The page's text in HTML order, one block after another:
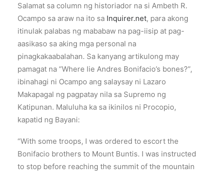
Salamat sa column ng historiador na si Ambeth R.
Ocampo sa araw na ito sa Inquirer.net, para akong
itinulak palabas ng mababaw na pag-iisip at pag-
aasikaso sa aking mga personal na
pinagkakaabalahan. Sa kanyang artikulong may
pamagat na “Where lie Andres Bonifacio’s bones?”,
ibinahagi ni Ocampo ang salaysay ni Lazaro
Makapagal ng pagpatay nila sa Supremo ng
Katipunan. Maluluha ka sa ikinilos ni Procopio,
kapatid ng Bayani:
“With some troops, I was ordered to escort the
Bonifacio brothers to Mount Buntis. I was instructed
to stop before reaching the summit of the mountain